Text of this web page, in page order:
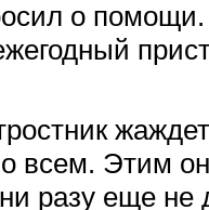
о
всем. Этим
разу еще не